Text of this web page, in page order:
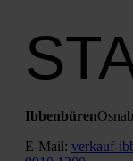
Ibben­bü­ren
E‑Mail: verkauf-